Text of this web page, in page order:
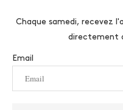
Chaque samedi, recevez
directement
Email